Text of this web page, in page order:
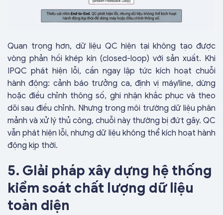
Quan trọng hơn, dữ liệu QC hiện tại không tạo được
vòng phản hồi khép kín (closed-loop) với sản xuất. Khi
IPQC phát hiện lỗi, cần ngay lập tức kích hoạt chuỗi
hành động: cảnh báo trưởng ca, định vị máy/line, dừng
hoặc điều chỉnh thông số, ghi nhận khắc phục và theo
dõi sau điều chỉnh. Nhưng trong môi trường dữ liệu phân
mảnh và xử lý thủ công, chuỗi này thường bị đứt gãy. QC
vẫn phát hiện lỗi, nhưng dữ liệu không thể kích hoạt hành
động kịp thời.
5. GIải pháp xây dựng hệ thống
kiểm soát chất lượng dữ liệu
toàn diện